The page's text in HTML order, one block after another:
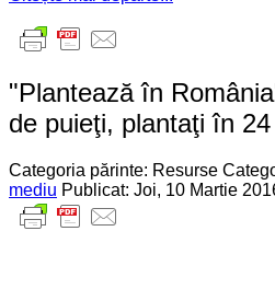
"Plantează în
de puieţi, plantaţi în
Categoria părinte: Resurse
mediu Publicat: Joi, 10 Martie